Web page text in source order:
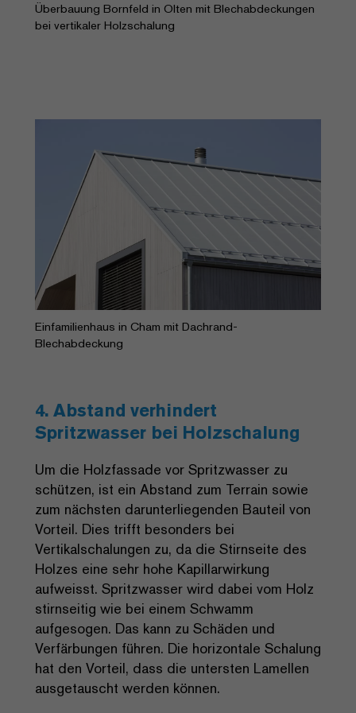
Überbauung Bornfeld in Olten mit Blechabdeckungen
bei vertikaler Holzschalung
Einfamilienhaus in Cham mit Dachrand-
Blechabdeckung
4. Abstand verhindert
Spritzwasser bei Holzschalung
Um die Holzfassade vor Spritzwasser zu
schützen, ist ein Abstand zum Terrain sowie
zum nächsten darunterliegenden Bauteil von
Vorteil. Dies trifft besonders bei
Vertikalschalungen zu, da die Stirnseite des
Holzes eine sehr hohe Kapillarwirkung
aufweisst. Spritzwasser wird dabei vom Holz
stirnseitig wie bei einem Schwamm
aufgesogen. Das kann zu Schäden und
Verfärbungen führen. Die horizontale Schalung
hat den Vorteil, dass die untersten Lamellen
ausgetauscht werden können.